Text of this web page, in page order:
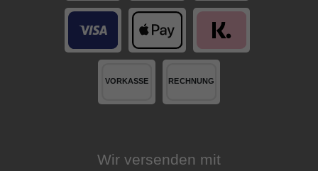
Wir versenden mit